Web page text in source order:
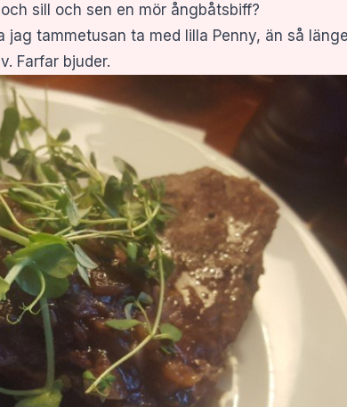
sill och sen en mör ångbåtsbiff?
tammetusan ta med lilla Penny, än så
Farfar bjuder.